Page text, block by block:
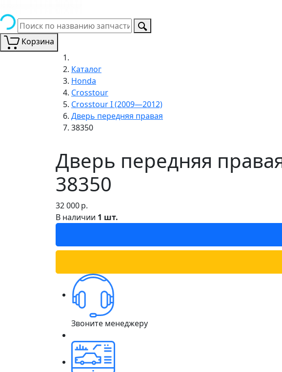
Корзина
Каталог
Honda
Crosstour
Crosstour I (2009—2012)
Дверь передняя правая
38350
Дверь передняя
38350
32 000р.
В наличии 1 шт.
Звоните менеджеру